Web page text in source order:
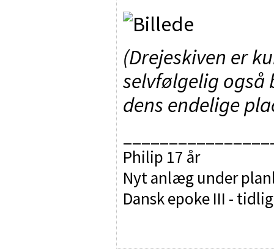
(Drejeskiven er
selvfølgelig også
dens endelige
Philip 17 år
Nyt anlæg under
Dansk epoke III -